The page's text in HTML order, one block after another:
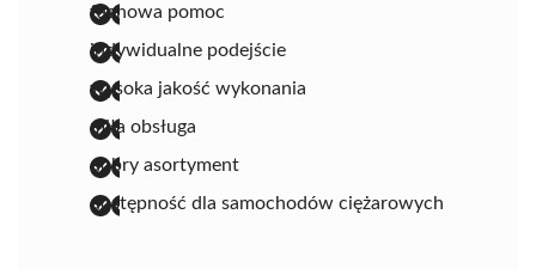
fachowa pomoc
indywidualne podejście
wysoka jakość wykonania
miła obsługa
dobry asortyment
dostępność dla samochodów ciężarowych